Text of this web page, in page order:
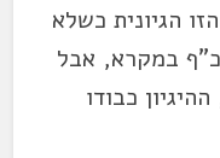
הגיונית כשלא
במקרא, אבל
כבודו